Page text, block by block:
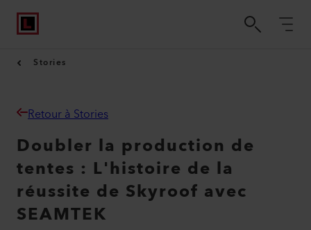
Stories
Retour à Stories
Doubler la production de
tentes : L'histoire de la
réussite de Skyroof avec
SEAMTEK